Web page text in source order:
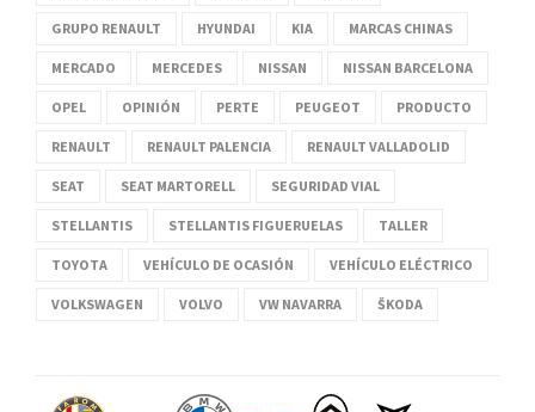
GRUPO RENAULT HYUNDAI KIA MARCAS CHINAS
MERCADO MERCEDES NISSAN NISSAN BARCELONA
OPEL OPINIÓN PERTE PEUGEOT PRODUCTO
RENAULT RENAULT PALENCIA RENAULT VALLADOLID
SEAT SEAT MARTORELL SEGURIDAD VIAL
STELLANTIS STELLANTIS FIGUERUELAS TALLER
TOYOTA VEHÍCULO DE OCASIÓN VEHÍCULO ELÉCTRICO
VOLKSWAGEN VOLVO VW NAVARRA ŠKODA